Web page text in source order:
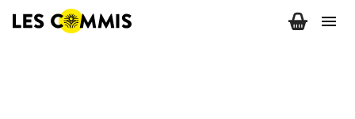
menu